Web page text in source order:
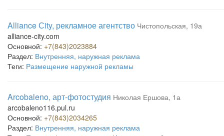
Alliance Сity, рекламное агентство Чистопольская, 19а
alliance-city.com
Основной: +7(843)2023884
Раздел: Внутренняя, наружная реклама
Теги: Размещение наружной рекламы
Arcobaleno, арт-фотостудия Николая Ершова, 1а
arcobaleno116.pul.ru
Основной: +7(843)2034265
Раздел: Внутренняя, наружная реклама